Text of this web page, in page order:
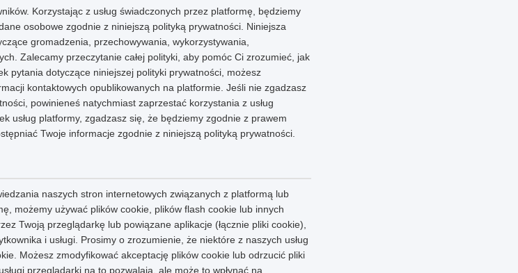
Korzystając z usług świadczonych przez platformę, będziemy
osobowe zgodnie z niniejszą polityką prywatności. Niniejsza
gromadzenia, przechowywania, wykorzystywania,
Zalecamy przeczytanie całej polityki, aby pomóc Ci zrozumieć, jak
pytania dotyczące niniejszej polityki prywatności, możesz
kontaktowych opublikowanych na platformie. Jeśli nie zgadzasz
powinieneś natychmiast zaprzestać korzystania z usług
usług platformy, zgadzasz się, że będziemy zgodnie z prawem
Twoje informacje zgodnie z niniejszą polityką prywatności.
naszych stron internetowych związanych z platformą lub
możemy używać plików cookie, plików flash cookie lub innych
Twoją przeglądarkę lub powiązane aplikacje (łącznie pliki cookie),
i usługi. Prosimy o zrozumienie, że niektóre z naszych usług
Możesz zmodyfikować akceptację plików cookie lub odrzucić pliki
przeglądarki na to pozwalają, ale może to wpłynąć na